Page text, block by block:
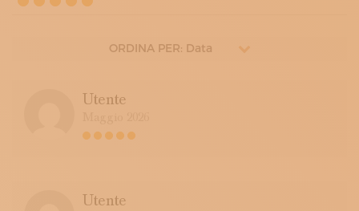
ORDINA PER: Data
Utente
Utente